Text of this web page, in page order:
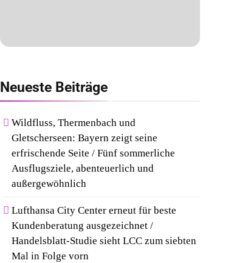
Neueste Beiträge
Wildfluss, Thermenbach und
Gletscherseen: Bayern zeigt seine
erfrischende Seite / Fünf sommerliche
Ausflugsziele, abenteuerlich und
außergewöhnlich
Lufthansa City Center erneut für beste
Kundenberatung ausgezeichnet /
Handelsblatt-Studie sieht LCC zum siebten
Mal in Folge vorn